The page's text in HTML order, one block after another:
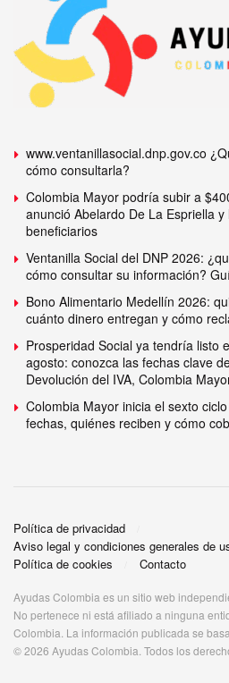
www.ventanillasocial.dnp.gov.co
cómo consultarla?
Colombia Mayor podría subir a
anunció Abelardo De La Espriella
beneficiarios
Ventanilla Social del DNP 2026:
cómo consultar su información?
Bono Alimentario Medellín 2026:
cuánto dinero entregan y cómo
Prosperidad Social ya tendría listo
agosto: conozca las fechas clave
Devolución del IVA, Colombia
Colombia Mayor inicia el sexto
fechas, quiénes reciben y cómo
Política de privacidad
Aviso legal y condiciones generales de
Política de cookies
Contacto
Ayudas Colombia es un sitio web
No pertenece ni está afiliado a ninguna
Colombia. La información publicada se
© 2026 Ayudas Colombia. Todos los